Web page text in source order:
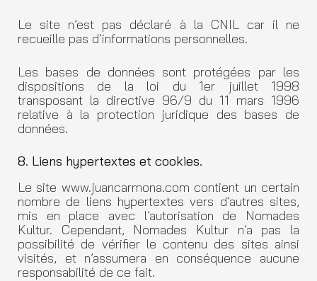
Le site n’est pas déclaré à la CNIL car il ne
recueille pas d’informations personnelles.
Les bases de données sont protégées par les
dispositions de la loi du 1er juillet 1998
transposant la directive 96/9 du 11 mars 1996
relative à la protection juridique des bases de
données.
8. Liens hypertextes et cookies.
Le site www.juancarmona.com contient un certain
nombre de liens hypertextes vers d’autres sites,
mis en place avec l’autorisation de Nomades
Kultur. Cependant, Nomades Kultur n’a pas la
possibilité de vérifier le contenu des sites ainsi
visités, et n’assumera en conséquence aucune
responsabilité de ce fait.